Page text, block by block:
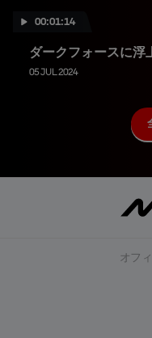
00:01:14
ダークフォースに浮
05 JUL 2024
オフ